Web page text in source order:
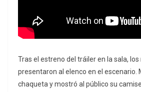
Tras el estreno del tráiler en la sala,
presentaron al elenco en el escenario.
chaqueta y mostró al público su